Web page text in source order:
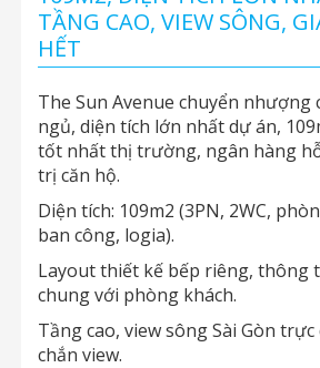
TẦNG CAO, VIEW SÔNG,
HẾT
The Sun Avenue chuyển nhượng
ngủ, diện tích lớn nhất dự án,
tốt nhất thị trường, ngân hàng
trị căn hộ.
Diện tích: 109m2 (3PN, 2WC,
ban công, logia).
Layout thiết kế bếp riêng, thông
chung với phòng khách.
Tầng cao, view sông Sài Gòn
chắn view.